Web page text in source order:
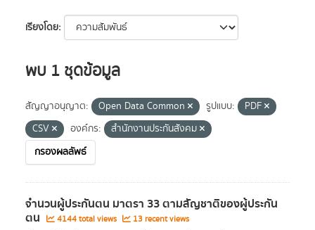
เรียงโดย
พบ 1 ชุดข้อมูล
สัญญาอนุญาต: Open Data Common รูปแบบ:
PDF
CSV
องค์กร:
สำนักงานประกันสังคม
กรองผลลัพธ์
จำนวนผู้ประกันตน มาตรา 33 ตามสัญชาติของผู้ประกัน
ตน 4144 total views 13 recent views